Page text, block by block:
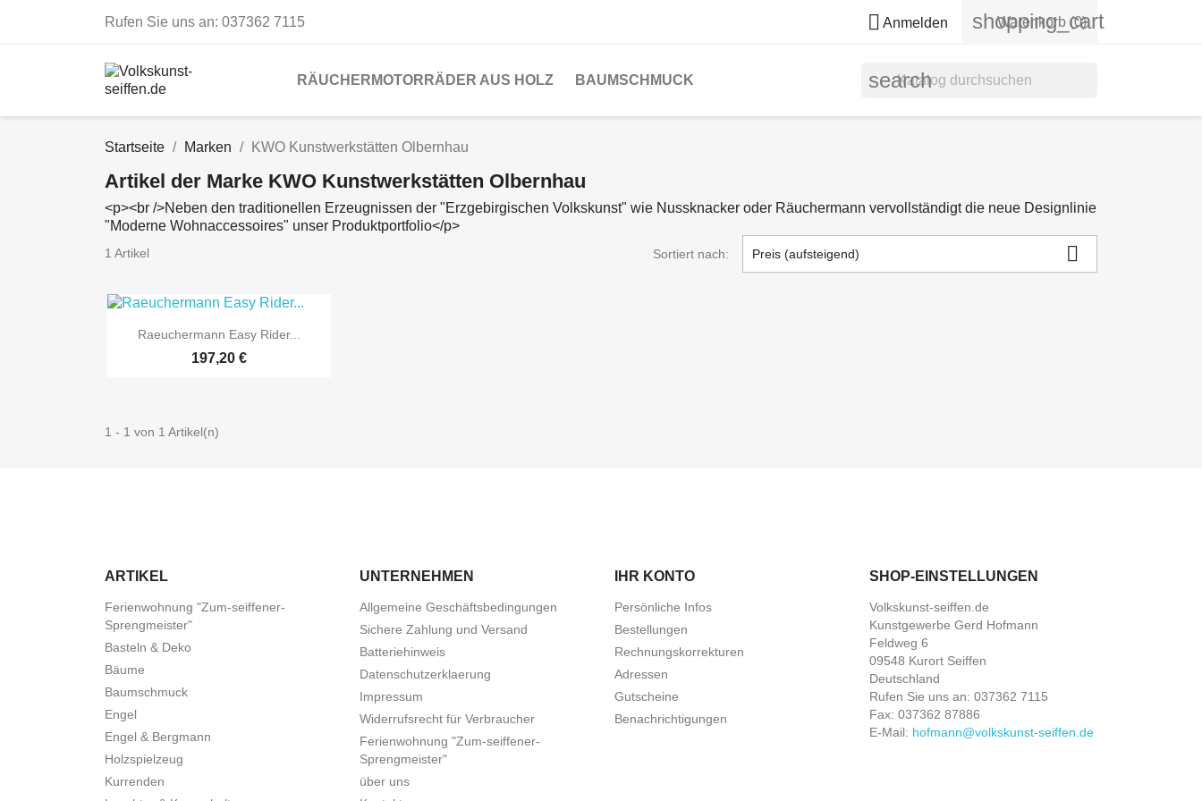
Rufen Sie uns an: 037362 7115  Anmelden shopping_cart
Warenkorb (0)
search
RÄUCHERMOTORRÄDER AUS HOLZ BAUMSCHMUCK
Startseite Marken KWO Kunstwerkstätten Olbernhau
Artikel der Marke KWO Kunstwerkstätten Olbernhau
<p><br />Neben den traditionellen Erzeugnissen der "Erzgebirgischen Volkskunst" wie Nussknacker oder Räuchermann vervollständigt die neue Designlinie
"Moderne Wohnaccessoires" unser Produktportfolio</p>
1 Artikel Sortiert nach: Preis (aufsteigend) 
 Vorschau
Raeuchermann Easy Rider...
197,20 €
1 - 1 von 1 Artikel(n)
ARTIKEL
Ferienwohnung "Zum-seiffener-
Sprengmeister"
Basteln & Deko
Bäume
Baumschmuck
Engel
Engel & Bergmann
Holzspielzeug
Kurrenden
UNTERNEHMEN
Allgemeine Geschäftsbedingungen
Sichere Zahlung und Versand
Batteriehinweis
Datenschutzerklaerung
Impressum
Widerrufsrecht für Verbraucher
Ferienwohnung "Zum-seiffener-
Sprengmeister"
über uns
IHR KONTO
Persönliche Infos
Bestellungen
Rechnungskorrekturen
Adressen
Gutscheine
Benachrichtigungen
SHOP-EINSTELLUNGEN
Volkskunst-seiffen.de
Kunstgewerbe Gerd Hofmann
Feldweg 6
09548 Kurort Seiffen
Deutschland
Rufen Sie uns an: 037362 7115
Fax: 037362 87886
E-Mail: hofmann@volkskunst-seiffen.de